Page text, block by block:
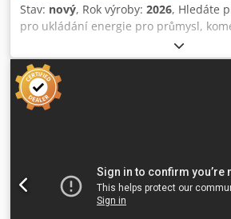
Stav: nový, Rok výroby: 2026, Hledáte
pro ukládání energie pro průmysl,
zemědělství, fotovoltaické elektrárny
Společnost Albari Power Systems
kvalitní a škálovatelný systém pro
2000 kWh – 4000 kWh, který je ideální
aplikace. Technické údaje * Kapacita: 3
komponentech CATL * Integrovaná
pro průmyslové a energetické aplikace
chladicí systém pro nepřetrzitý provoz